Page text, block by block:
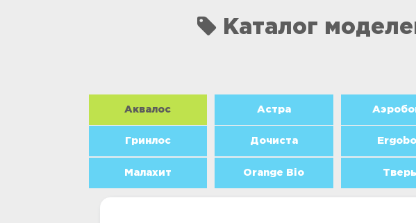
Каталог
Аквалос Астра
Гринлос Дочиста
Малахит Orange Bio Тверь